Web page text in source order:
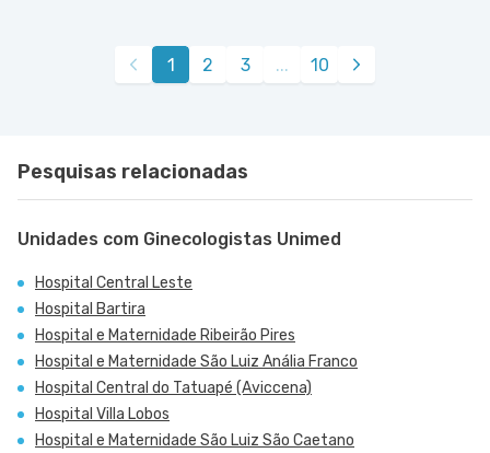
Avenida Joao Barreto de Menezes nr. 677 - Vila
Santa Catarina, Sao Paulo - SP
1 2 3 ... 10
Pesquisas relacionadas
Unidades com Ginecologistas Unimed
Hospital Central Leste
Hospital Bartira
Hospital e Maternidade Ribeirão Pires
Hospital e Maternidade São Luiz Anália Franco
Hospital Central do Tatuapé (Aviccena)
Hospital Villa Lobos
Hospital e Maternidade São Luiz São Caetano